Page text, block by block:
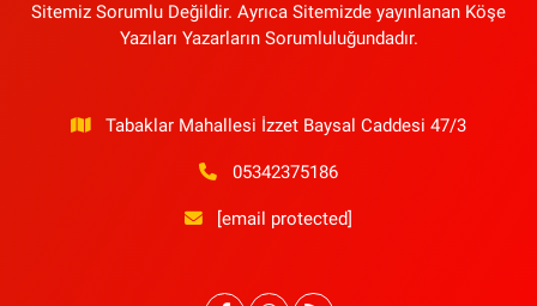
Sitemiz Sorumlu Değildir. Ayrıca Sitemizde yayınlanan Köşe
Yazıları Yazarların Sorumluluğundadır.
Tabaklar Mahallesi İzzet Baysal Caddesi 47/3
05342375186
[email protected]